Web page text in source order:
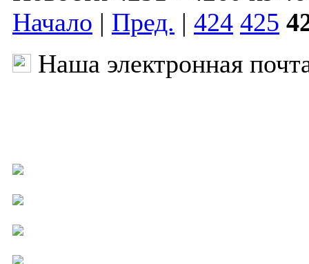
Начало | Пред. | 424 425
Наша электронная